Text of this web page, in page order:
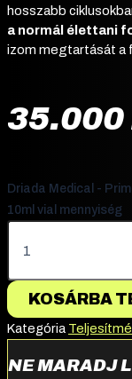
hosszabb
a normál élettani
izom megtartását a
35.000
Driada Medical -
10ml vial mennyiség
KOSÁRBA
Kategória
NE MARADJ